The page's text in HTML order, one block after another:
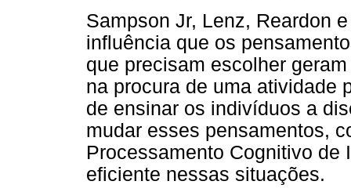
Sampson Jr, Lenz, Reardon
influência que os
que precisam escolher
na procura de uma atividade
de ensinar os indivíduos a
mudar esses pensamentos,
Processamento Cognitivo de
eficiente nessas situações.